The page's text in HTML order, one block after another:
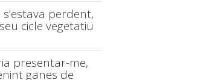
s'estava perdent,
cicle vegetatiu
presentar-me,
ganes de